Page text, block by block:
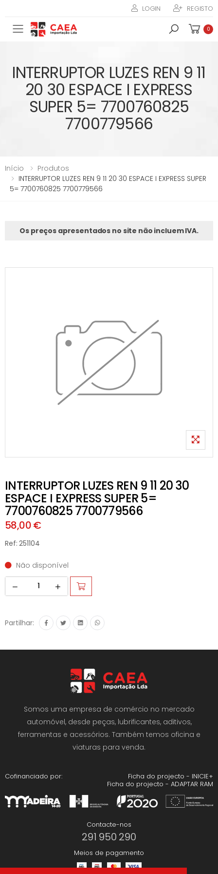
LOGIN REGISTO
Toggle mobile menu 0
INTERRUPTOR LUZES REN 9 11
20 30 ESPACE I EXPRESS
SUPER 5= 7700760825
7700779566
Início
Produtos
INTERRUPTOR LUZES REN 9 11 20 30 ESPACE I EXPRESS SUPER
5= 7700760825 7700779566
Os preços apresentados no site não incluem IVA.
INTERRUPTOR LUZES REN 9 11 20 30
ESPACE I EXPRESS SUPER 5=
7700760825 7700779566
58,00 €
Ref: 251104
Não disponível
Partilhar:
Somos uma empresa de comércio no mercado
automóvel, desde peças, lubrificantes, aditivos,
ferramentas e acessórios. Também temos oficina e
viaturas para venda.
Cofinanciado por:
Ficha do projecto - INICIE+
Ficha do projecto - ADAPTAR RAM
Contacte-nos
291 950 290
Meios de pagamento